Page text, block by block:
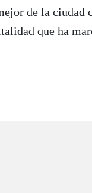
de la ciudad
que ha